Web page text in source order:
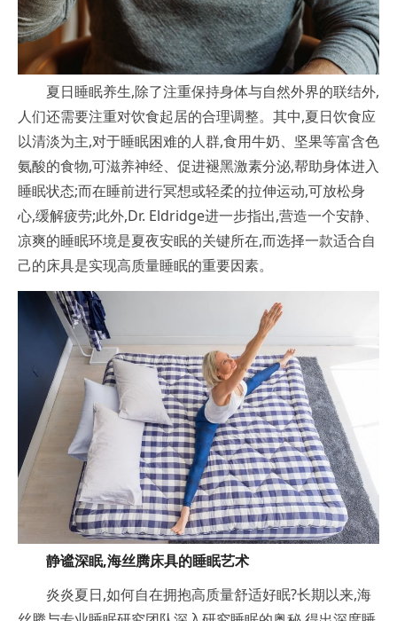
夏日睡眠养生,除了注重保持身体与自然外界的联结外,
人们还需要注重对饮食起居的合理调整。其中,夏日饮食应
以清淡为主,对于睡眠困难的人群,食用牛奶、坚果等富含色
氨酸的食物,可滋养神经、促进褪黑激素分泌,帮助身体进入
睡眠状态;而在睡前进行冥想或轻柔的拉伸运动,可放松身
心,缓解疲劳;此外,Dr. Eldridge进一步指出,营造一个安静、
凉爽的睡眠环境是夏夜安眠的关键所在,而选择一款适合自
己的床具是实现高质量睡眠的重要因素。
静谧深眠,海丝腾床具的睡眠艺术
炎炎夏日,如何自在拥抱高质量舒适好眠?长期以来,海